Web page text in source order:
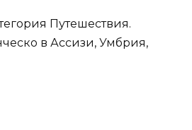
Путешествия.
в Ассизи, Умбрия,